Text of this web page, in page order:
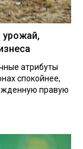
урожай,
атрибуты
спокойнее,
правую